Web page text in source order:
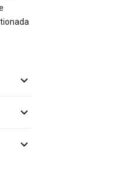


